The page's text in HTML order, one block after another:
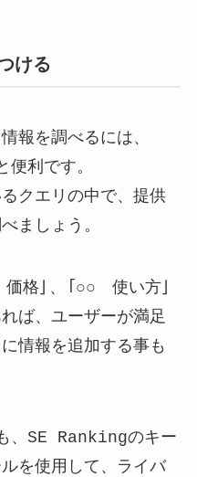
ける
報を調べるには、
利です。
クエリの中で、提供
ましょう。
格」、「○○ 使い方」
ば、ユーザーが満足
情報を追加する事も
、SE Rankingのキー
を使用して、ライバ